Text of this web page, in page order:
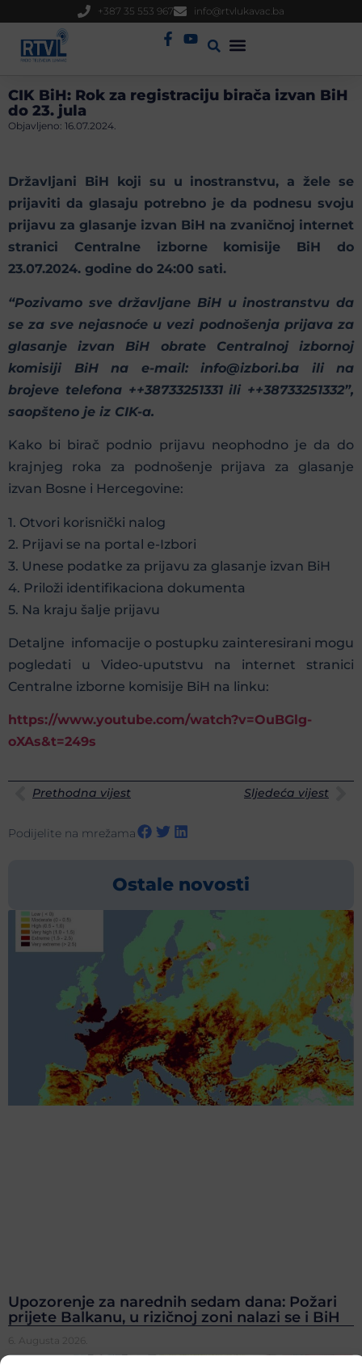
+387 35 553 967 info@rtvlukavac.ba
CIK BiH: Rok za registraciju birača izvan BiH
do 23. jula
Objavljeno: 16.07.2024.
Državljani BiH koji su u inostranstvu, a žele se
prijaviti da glasaju potrebno je da podnesu svoju
prijavu za glasanje izvan BiH na zvaničnoj internet
stranici Centralne izborne komisije BiH do
23.07.2024. godine do 24:00 sati.
“Pozivamo sve državljane BiH u inostranstvu da
se za sve nejasnoće u vezi podnošenja prijava za
glasanje izvan BiH obrate Centralnoj izbornoj
komisiji BiH na e-mail: info@izbori.ba ili na
brojeve telefona ++38733251331 ili ++38733251332”,
saopšteno je iz CIK-a.
Kako bi birač podnio prijavu neophodno je da do
krajnjeg roka za podnošenje prijava za glasanje
izvan Bosne i Hercegovine:
1. Otvori korisnički nalog
2. Prijavi se na portal e-Izbori
3. Unese podatke za prijavu za glasanje izvan BiH
4. Priloži identifikaciona dokumenta
5. Na kraju šalje prijavu
Detaljne infomacije o postupku zainteresirani mogu
pogledati u Video-uputstvu na internet stranici
Centralne izborne komisije BiH na linku:
https://www.youtube.com/watch?v=OuBGlg-
oXAs&t=249s
Prethodna vijest Sljedeća vijest
Podijelite na mrežama
Ostale novosti
Upozorenje za narednih sedam dana: Požari
prijete Balkanu, u rizičnoj zoni nalazi se i BiH
6. Augusta 2026.